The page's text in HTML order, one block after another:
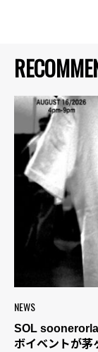
NEWS
SOL
ボイベントが茅